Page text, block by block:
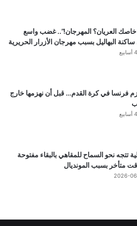
العريان؟ المهرجان!”.. غضب واسع
البهاليل بسبب مهرجان الأزرار الحريرية
فرنسا في كرة القدم… قبل أن نهزمها خارج
تتجه نحو السماح للمقاهي بالبقاء مفتوحة
متأخر بسبب المونديال
2026-